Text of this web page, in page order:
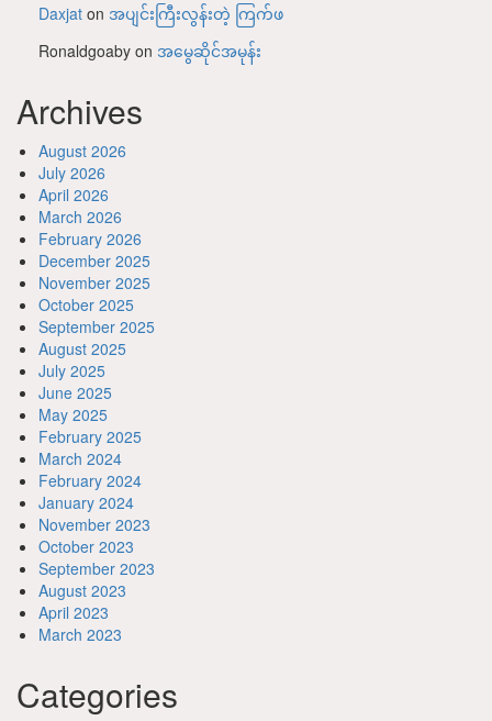
Daxjat on အပျင်းကြီးလွန်းတဲ့ ကြက်ဖ
Ronaldgoaby on အမွေဆိုင်အမုန်း
Archives
August 2026
July 2026
April 2026
March 2026
February 2026
December 2025
November 2025
October 2025
September 2025
August 2025
July 2025
June 2025
May 2025
February 2025
March 2024
February 2024
January 2024
November 2023
October 2023
September 2023
August 2023
April 2023
March 2023
Categories